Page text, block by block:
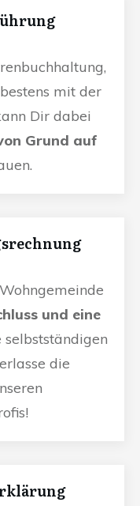
mit der
Dir dabei
Grund auf
und eine
selbstständigen
die